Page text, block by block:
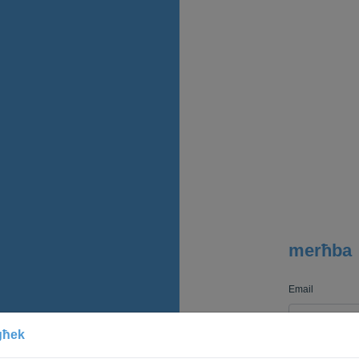
merħba
Email